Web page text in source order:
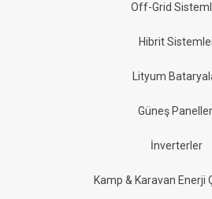
Off-Grid
Hibrit
Lityum
Güneş
İnverterler
Kamp & Karavan Enerji